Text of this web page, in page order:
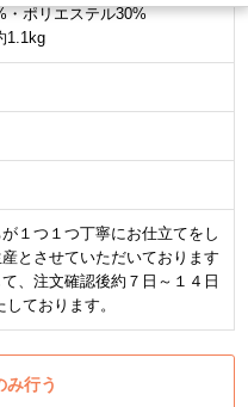
ポリエステル30%
1.1kg
１つ１つ丁寧にお仕立てをし
とさせていただいております
、注文確認後約７日～１４日
ております。
み行う